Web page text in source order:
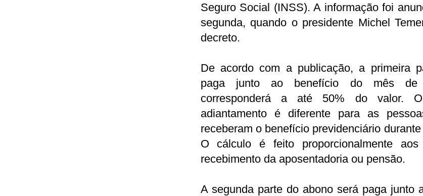
Seguro Social (INSS). A informação foi
segunda, quando o presidente Michel
decreto.
De acordo com a publicação, a primeira
paga junto ao benefício do mês
corresponderá a até 50% do valor.
adiantamento é diferente para as
receberam o benefício previdenciário
O cálculo é feito proporcionalmente
recebimento da aposentadoria ou pensão.
A segunda parte do abono será paga junto